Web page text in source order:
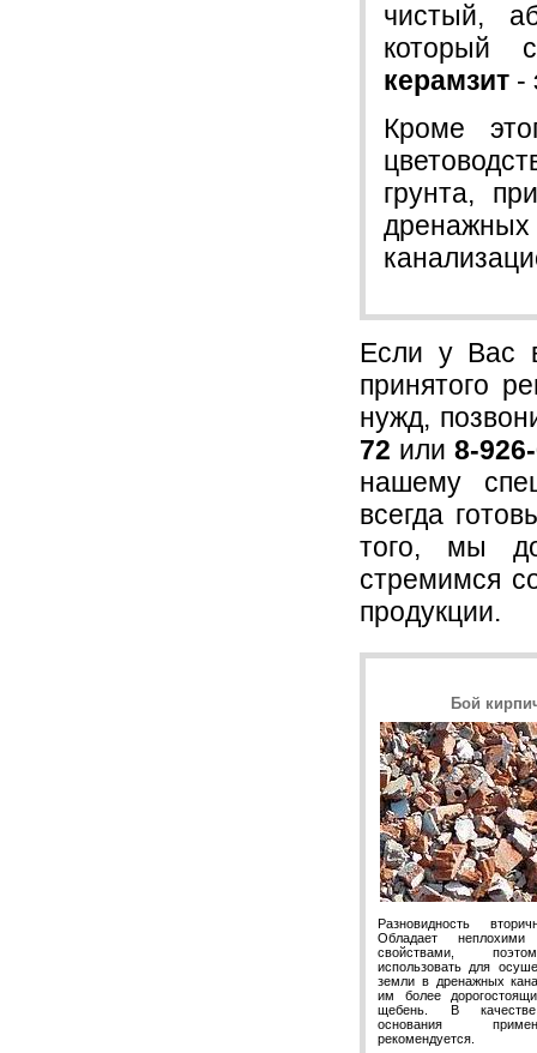
чистый,
который
керамзит -
Кроме
грунта,
Если у Вас
принятого
нужд,
72 или 8-
нашему
всегда
того, мы
стремимся
продукции.
Бой
Разновидность
Обладает неплохими
свойствами,
использовать для
земли в дренажных
им более
щебень. В качестве
основания
рекомендуется.